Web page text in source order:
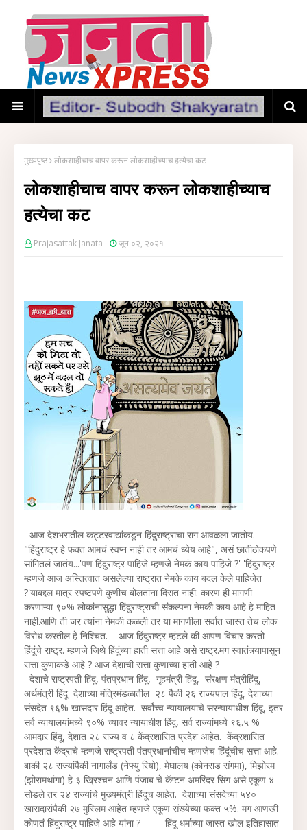
मुख्यपृष्ठ लोकशाहीचाच वापर करून लोकशाहीच्याच हत्येचा कट
लोकशाहीचाच वापर करून लोकशाहीच्याच
हत्येचा कट
Prajasattak Janata जून ०२, २०२१
आज देशभरातील कट्टरवाद्यांकडून हिंदुराष्ट्राचा राग आवळला जातोय.
"हिंदुराष्ट्र हे फक्त आमचं स्वप्न नाही तर आमचं ध्येय आहे", असं छातीठोकपणे
सांगितलं जातंय...'पण हिंदुराष्ट्र पाहिजे म्हणजे नेमकं काय पाहिजे ?' 'हिंदुराष्ट्र
म्हणजे आज अस्तित्वात असलेल्या राष्ट्रात नेमके काय बदल केले पाहिजेत
?'याबद्दल मात्र स्पष्टपणे कुणीच बोलतांना दिसत नाही. कारण ही मागणी
करणाऱ्या ९०% लोकांनासुद्धा हिंदुराष्ट्राची संकल्पना नेमकी काय आहे हे माहित
नाही.आणि ती जर त्यांना नेमकी कळली तर या मागणीला सर्वात जास्त तेच लोक
विरोध करतील हे निश्चित. आज हिंदुराष्ट्र म्हंटले की आपण विचार करतो
हिंदूंचे राष्ट्र. म्हणजे जिथे हिंदूंच्या हाती सत्ता आहे असे राष्ट्र.मग स्वातंत्र्यापासून
सत्ता कुणाकडे आहे ? आज देशाची सत्ता कुणाच्या हाती आहे ?
देशाचे राष्ट्रपती हिंदू, पंतप्रधान हिंदू, गृहमंत्री हिंदू, संरक्षण मंत्रीहिंदू,
अर्थमंत्री हिंदू देशाच्या मंत्रिमंडळातील २८ पैकी २६ राज्यपाल हिंदू, देशाच्या
संसदेत ९६% खासदार हिंदू आहेत. सर्वोच्च न्यायालयाचे सरन्यायाधीश हिंदू, इतर
सर्व न्यायालयांमध्ये ९०% च्यावर न्यायाधीश हिंदू, सर्व राज्यांमध्ये ९६.५ %
आमदार हिंदू, देशात २८ राज्य व ८ केंद्रशासित प्रदेश आहेत. केंद्रशासित
प्रदेशात केंद्राचे म्हणजे राष्ट्रपती पंतप्रधानांचीच म्हणजेच हिंदूंचीच सत्ता आहे.
बाकी २८ राज्यांपैकी नागालँड (नेफ्यु रियो), मेघालय (कोनराड संगमा), मिझोरम
(झोरामथांगा) हे ३ ख्रिश्चन आणि पंजाब चे कॅप्टन अमरिंदर सिंग असे एकूण ४
सोडले तर २४ राज्यांचे मुख्यमंत्री हिंदूच आहेत. देशाच्या संसदेच्या ५४०
खासदारांपैकी २७ मुस्लिम आहेत म्हणजे एकूण संख्येच्या फक्त ५%. मग आणखी
कोणतं हिंदुराष्ट्र पाहिजे आहे यांना ? हिंदू धर्माच्या जास्त खोल इतिहासात